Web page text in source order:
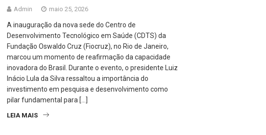
Admin maio 25, 2026
A inauguração da nova sede do Centro de
Desenvolvimento Tecnológico em Saúde (CDTS) da
Fundação Oswaldo Cruz (Fiocruz), no Rio de Janeiro,
marcou um momento de reafirmação da capacidade
inovadora do Brasil. Durante o evento, o presidente Luiz
Inácio Lula da Silva ressaltou a importância do
investimento em pesquisa e desenvolvimento como
pilar fundamental para […]
LEIA MAIS